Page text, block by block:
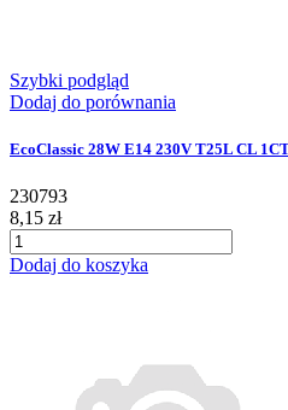
Szybki podgląd
Dodaj do porównania
EcoClassic 28W E14 230V T25L CL
230793
8,15 zł
Dodaj do koszyka